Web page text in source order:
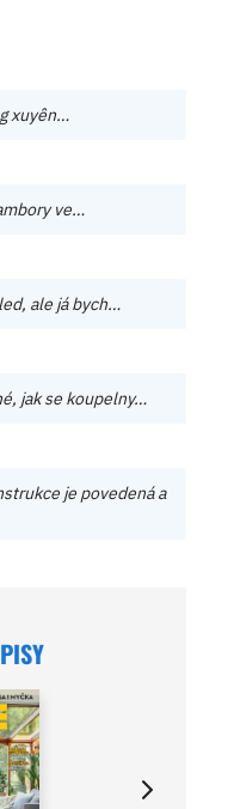
xuyên…
ve…
ale já bych…
jak se koupelny…
je povedená a